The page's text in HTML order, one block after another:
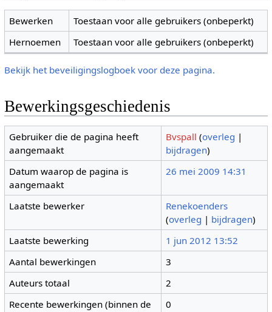
Bewerken
Toestaan voor alle gebruikers (onbeperkt)
Hernoemen
Toestaan voor alle gebruikers (onbeperkt)
Bekijk het beveiligingslogboek voor deze pagina.
Bewerkingsgeschiedenis
Gebruiker die de pagina heeft
aangemaakt
Bvspall (overleg |
bijdragen)
Datum waarop de pagina is
aangemaakt
26 mei 2009 14:31
Laatste bewerker
Renekoenders
(overleg | bijdragen)
Laatste bewerking
1 jun 2012 13:52
Aantal bewerkingen
3
Auteurs totaal
2
Recente bewerkingen (binnen de
0